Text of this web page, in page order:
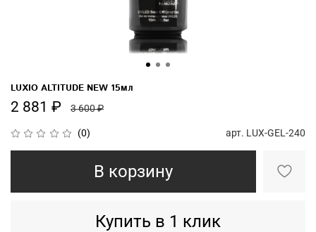
(0) арт. LUX-GEL-240
LUXIO ALTITUDE NEW 15мл
2 881 ₽ 3 600 ₽
В корзину
Купить в 1 клик